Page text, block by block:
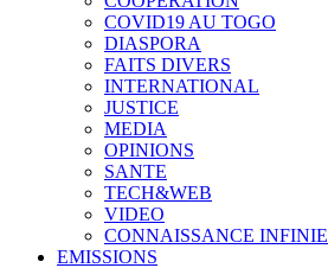
COVID19 AU TOGO
DIASPORA
FAITS DIVERS
INTERNATIONAL
JUSTICE
MEDIA
OPINIONS
SANTE
TECH&WEB
VIDEO
CONNAISSANCE INFINIE
EMISSIONS